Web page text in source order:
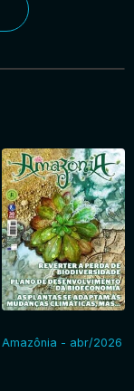
Amazônia - abr/2026